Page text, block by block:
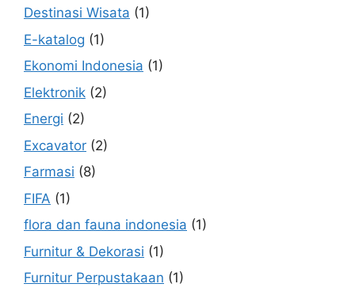
Destinasi Wisata (1)
E-katalog (1)
Ekonomi Indonesia (1)
Elektronik (2)
Energi (2)
Excavator (2)
Farmasi (8)
FIFA (1)
flora dan fauna indonesia (1)
Furnitur & Dekorasi (1)
Furnitur Perpustakaan (1)